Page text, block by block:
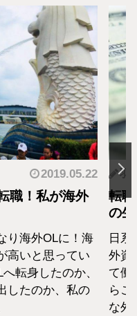
2019.05.22
職！私が海外
り海外OLに！海
高いと思ってい
転身したのか、
したのか、私の
羽
転
の
日
外資
て働
らこ
な外